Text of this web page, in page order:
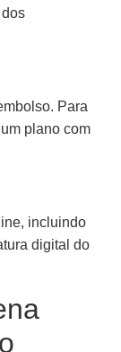
Para
plano com
incluindo
digital do